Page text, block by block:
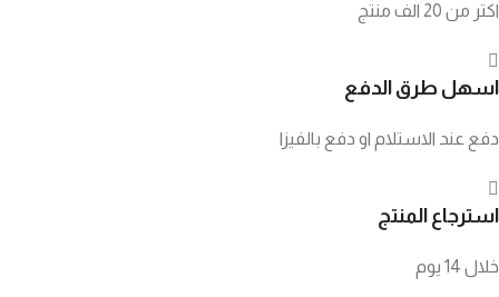
اكتر من 20 الف منتج
اسهل طرق الدفع
دفع عند الاستلام او دفع بالفيزا
استرجاع المنتج
خلال 14 يوم